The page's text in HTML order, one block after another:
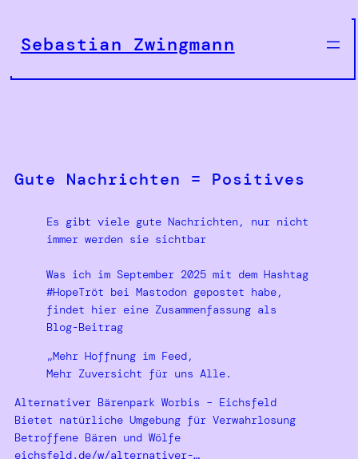
springen
Sebastian Zwingmann
Gute Nachrichten = Positives
Es gibt viele gute Nachrichten, nur nicht
immer werden sie sichtbar
Was ich im September 2025 mit dem Hashtag
#HopeTröt bei Mastodon gepostet habe,
findet hier eine Zusammenfassung als
Blog-Beitrag
„Mehr Hoffnung im Feed,
Mehr Zuversicht für uns Alle.
Alternativer Bärenpark Worbis – Eichsfeld
Bietet natürliche Umgebung für Verwahrlosung
Betroffene Bären und Wölfe
eichsfeld.de/w/alternativer-…